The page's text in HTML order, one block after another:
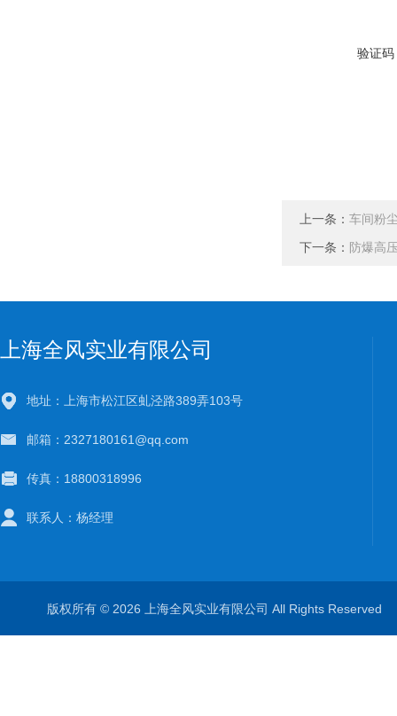
验证码
上一条： 车间粉
下一条： 防爆高
上海全风实业有限公司
地址：上海市松江区虬泾路389弄103号
邮箱：2327180161@qq.com
传真：18800318996
联系人：杨经理
版权所有 © 2026 上海全风实业有限公司 All Rights